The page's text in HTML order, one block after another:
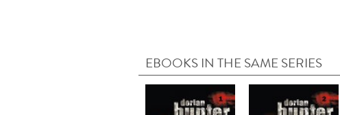
EBOOKS IN THE SAME SERIES